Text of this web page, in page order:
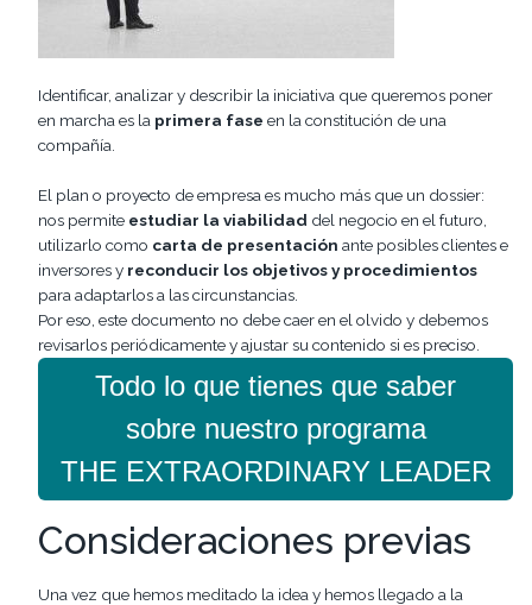
Identificar, analizar y describir la iniciativa que queremos poner
en marcha es la primera fase en la constitución de una
compañía.
El plan o proyecto de empresa es mucho más que un dossier:
nos permite estudiar la viabilidad del negocio en el futuro,
utilizarlo como carta de presentación ante posibles clientes e
inversores y reconducir los objetivos y procedimientos
para adaptarlos a las circunstancias.
Por eso, este documento no debe caer en el olvido y debemos
revisarlos periódicamente y ajustar su contenido si es preciso.
Todo lo que tienes que saber
sobre nuestro programa
THE EXTRAORDINARY LEADER
Consideraciones previas
Una vez que hemos meditado la idea y hemos llegado a la